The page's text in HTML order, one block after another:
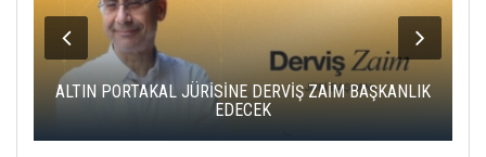
ALTIN PORTAKAL JÜRİSİNE DERVİŞ ZAİM BAŞKANLIK
EDECEK